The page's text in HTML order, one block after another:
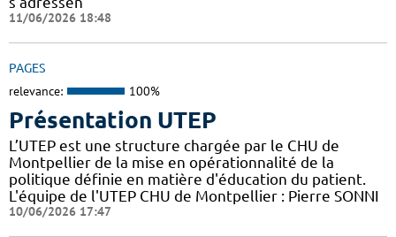
11/06/2026 18:48
PAGES
relevance: 100%
Présentation UTEP
L’UTEP est une structure chargée par le CHU de
Montpellier de la mise en opérationnalité de la
politique définie en matière d'éducation du patient.
L'équipe de l'UTEP CHU de Montpellier : Pierre SONNI
10/06/2026 17:47